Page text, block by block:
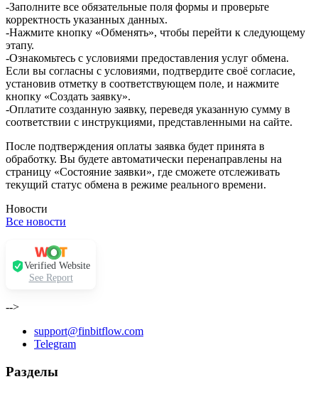
-Заполните все обязательные поля формы и проверьте
корректность указанных данных.
-Нажмите кнопку «Обменять», чтобы перейти к следующему
этапу.
-Ознакомьтесь с условиями предоставления услуг обмена.
Если вы согласны с условиями, подтвердите своё согласие,
установив отметку в соответствующем поле, и нажмите
кнопку «Создать заявку».
-Оплатите созданную заявку, переведя указанную сумму в
соответствии с инструкциями, представленными на сайте.
После подтверждения оплаты заявка будет принята в
обработку. Вы будете автоматически перенаправлены на
страницу «Состояние заявки», где сможете отслеживать
текущий статус обмена в режиме реального времени.
Новости
Все новости
Verified Website
See Report
-->
support@finbitflow.com
Telegram
Разделы